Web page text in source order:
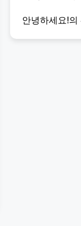
안녕하세요!의